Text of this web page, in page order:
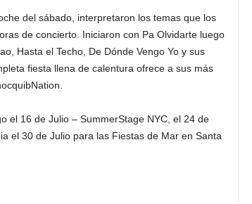
del sábado, interpretaron los temas que los
de concierto. Iniciaron con Pa Olvidarte luego
Hasta el Techo, De Dónde Vengo Yo y sus
fiesta llena de calentura ofrece a sus más
el 16 de Julio – SummerStage NYC, el 24 de
el 30 de Julio para las Fiestas de Mar en Santa